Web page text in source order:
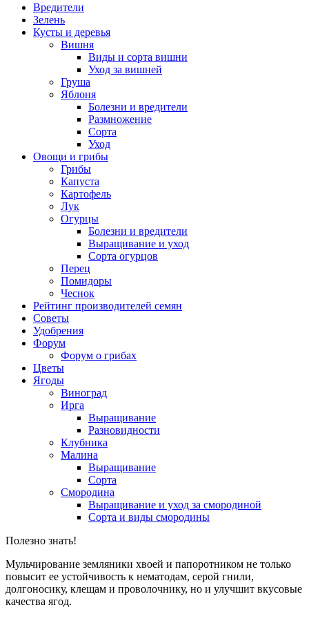
Вредители
Зелень
Кусты и деревья
Вишня
Виды и сорта вишни
Уход за вишней
Груша
Яблоня
Болезни и вредители
Размножение
Сорта
Уход
Овощи и грибы
Грибы
Капуста
Картофель
Лук
Огурцы
Болезни и вредители
Выращивание и уход
Сорта огурцов
Перец
Помидоры
Чеснок
Рейтинг производителей семян
Советы
Удобрения
Форум
Форум о грибах
Цветы
Ягоды
Виноград
Ирга
Выращивание
Разновидности
Клубника
Малина
Выращивание
Сорта
Смородина
Выращивание и уход за смородиной
Сорта и виды смородины
Полезно знать!
Мульчирование земляники хвоей и папоротником не только
повысит ее устойчивость к нематодам, серой гнили,
долгоносику, клещам и проволочнику, но и улучшит вкусовые
качества ягод.